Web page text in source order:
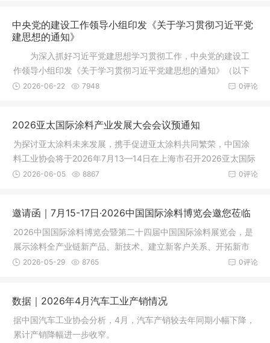
中央党的建设工作领导小组印发《关于学习贯彻习近平党
建思想的通知》
为深入抓好习近平党建思想学习贯彻工作，中央党的建设工
作领导小组印发《关于学习贯彻习近平党建思想的通知》（以下
简称《通
0评论
2026-06-22 7948
2026亚太国际涂料产业发展大会会议预通知
为探讨亚太涂料未来发展，携手促进亚太涂料共同繁荣，中国涂
料工业协会将于2026年7月13—14日在上海市召开2026亚太国际
涂料产业发展大会。
0评论
2026-06-05 8867
邀请函｜7月15-17日·2026中国国际涂料博览会邀您莅临
2026中国国际涂料博览会暨第二十四届中国国际涂料展览会，是
展示涂料全产业链新产品、新技术、建立新客户关系、开拓新市
场的最佳平台，同时也是展示整个供应链体系的最佳平台。
0评论
2026-05-29 8765
数据｜2026年4月汽车工业产销情况
据中国汽车工业协会分析，4月，汽车产销较去年同期小幅下降，
累计产销降幅进一步收窄。